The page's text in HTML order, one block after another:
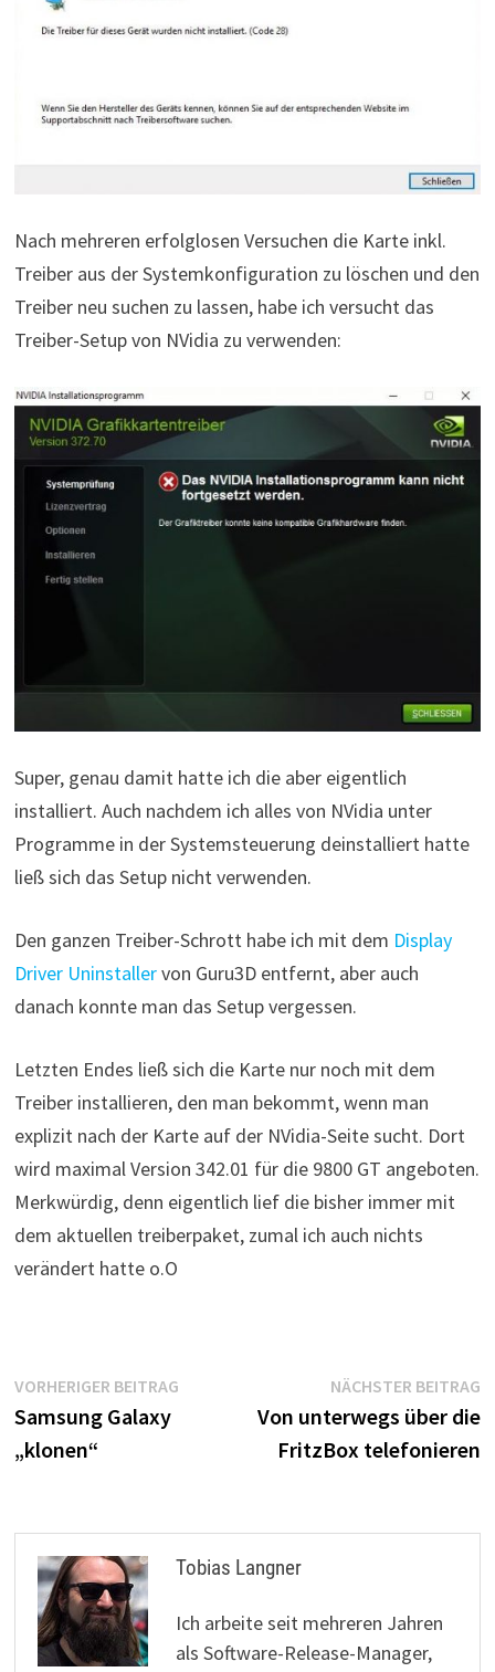
Nach mehreren erfolglosen Versuchen die Karte inkl.
Treiber aus der Systemkonfiguration zu löschen und den
Treiber neu suchen zu lassen, habe ich versucht das
Treiber-Setup von NVidia zu verwenden:
Super, genau damit hatte ich die aber eigentlich
installiert. Auch nachdem ich alles von NVidia unter
Programme in der Systemsteuerung deinstalliert hatte
ließ sich das Setup nicht verwenden.
Den ganzen Treiber-Schrott habe ich mit dem Display
Driver Uninstallervon Guru3D entfernt, aber auch
danach konnte man das Setup vergessen.
Letzten Endes ließ sich die Karte nur noch mit dem
Treiber installieren, den man bekommt, wenn man
explizit nach der Karte auf der NVidia-Seite sucht. Dort
wird maximal Version 342.01 für die 9800 GT angeboten.
Merkwürdig, denn eigentlich lief die bisher immer mit
dem aktuellen treiberpaket, zumal ich auch nichts
verändert hatte o.O
Beitragsnavigation
VORHERIGER BEITRAGVorheriger
Samsung Galaxy
„klonen“
NÄCHSTER BEITRAG
Von unterwegs über die
FritzBox telefonieren
Tobias Langner
Ich arbeite seit mehreren Jahren
als Software-Release-Manager,